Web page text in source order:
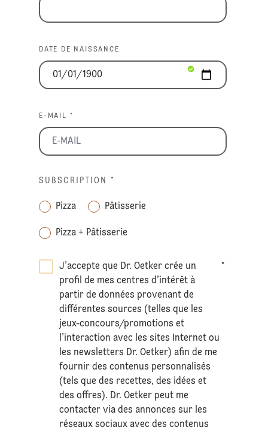
DATE DE NAISSANCE
E-MAIL *
SUBSCRIPTION *
Pizza Pâtisserie
Pizza + Pâtisserie
J’accepte que Dr. Oetker crée un
profil de mes centres d’intérêt à
partir de données provenant de
différentes sources (telles que les
jeux-concours/promotions et
l’interaction avec les sites Internet ou
les newsletters Dr. Oetker) afin de me
fournir des contenus personnalisés
(tels que des recettes, des idées et
des offres). Dr. Oetker peut me
contacter via des annonces sur les
réseaux sociaux avec des contenus
*